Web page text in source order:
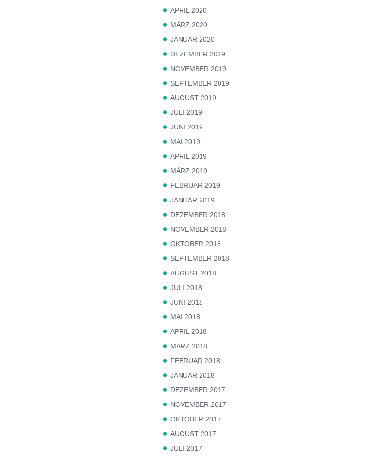
APRIL 2020
MÄRZ 2020
JANUAR 2020
DEZEMBER 2019
NOVEMBER 2019
SEPTEMBER 2019
AUGUST 2019
JULI 2019
JUNI 2019
MAI 2019
APRIL 2019
MÄRZ 2019
FEBRUAR 2019
JANUAR 2019
DEZEMBER 2018
NOVEMBER 2018
OKTOBER 2018
SEPTEMBER 2018
AUGUST 2018
JULI 2018
JUNI 2018
MAI 2018
APRIL 2018
MÄRZ 2018
FEBRUAR 2018
JANUAR 2018
DEZEMBER 2017
NOVEMBER 2017
OKTOBER 2017
AUGUST 2017
JULI 2017